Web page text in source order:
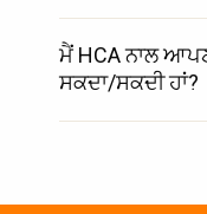
ਮੈਂ HCA ਨਾਲ
ਸਕਦਾ/ਸਕਦੀ ਹਾਂ?